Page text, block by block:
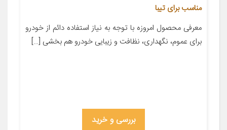
مناسب برای تیبا
معرفی محصول امروزه با توجه به نیاز استفاده دائم از خودرو
برای عموم، نگهداری، نظافت و زیبایی خودرو هم بخشی […]
بررسی و خرید